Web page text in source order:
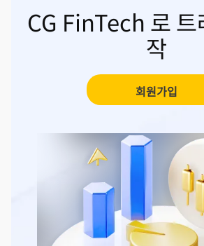
CG FinTech 로 트
작
회원가입